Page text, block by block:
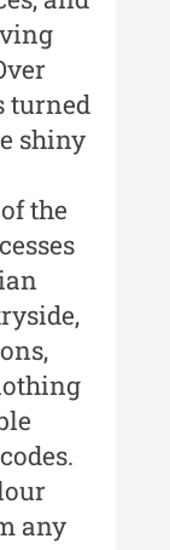
al
al
al
și
- An
turned
shiny
the
any